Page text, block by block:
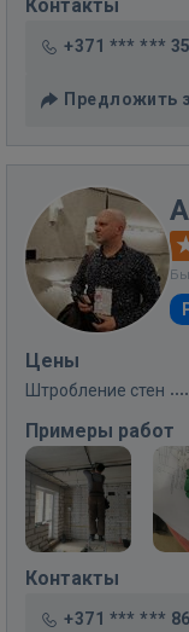
Контакты
+371 *** *** 35
Предложить
Цены
Штробление стен
Примеры работ
Контакты
+371 *** *** 86